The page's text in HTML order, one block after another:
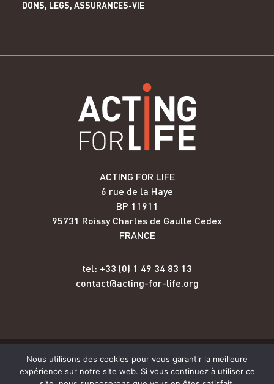
DONS, LEGS, ASSURANCES-VIE
ACTING FOR LIFE
6 rue de la Haye
BP 11911
95731 Roissy Charles de Gaulle Cedex
FRANCE
tel: +33 (0) 1 49 34 83 13
contact@acting-for-life.org
Copyright © Acting for Life 2026
Nous utilisons des cookies pour vous garantir la meilleure
expérience sur notre site web. Si vous continuez à utiliser ce